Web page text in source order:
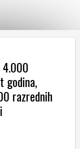
4.000
godina,
razrednih